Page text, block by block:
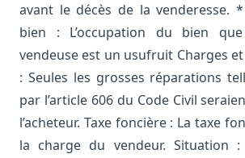
avant le décès de la venderesse.
bien : L’occupation du bien
vendeuse est un usufruit Charges
: Seules les grosses réparations
par l’article 606 du Code Civil
l’acheteur. Taxe foncière : La taxe
la charge du vendeur. Situation :